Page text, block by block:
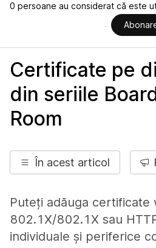
0 persoane au considerat că este
Certificate pe
din seriile
Room
În acest articol
Puteți adăuga certificate
802.1X/802.1X sau
individuale și periferice